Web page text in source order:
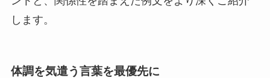
します。
体調を気遣う言葉を最優先に